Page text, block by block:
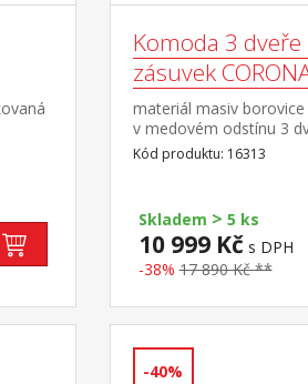
Komoda 3 dveře
zásuvek
materiál masiv
v medovém odstínu 3
police, 7 zásuvek,
úchytky součást sestavy
Kód produktu: 16313
Skladem > 5 ks
10 999 Kč s DPH
-38% 17 890 Kč **
-40%